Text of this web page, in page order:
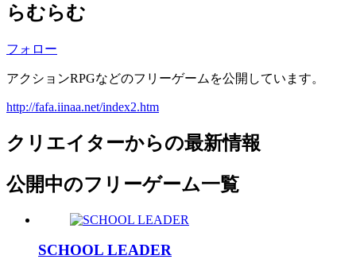
らむらむ
フォロー
アクションRPGなどのフリーゲームを公開しています。
http://fafa.iinaa.net/index2.htm
クリエイターからの最新情報
公開中のフリーゲーム一覧
SCHOOL LEADER